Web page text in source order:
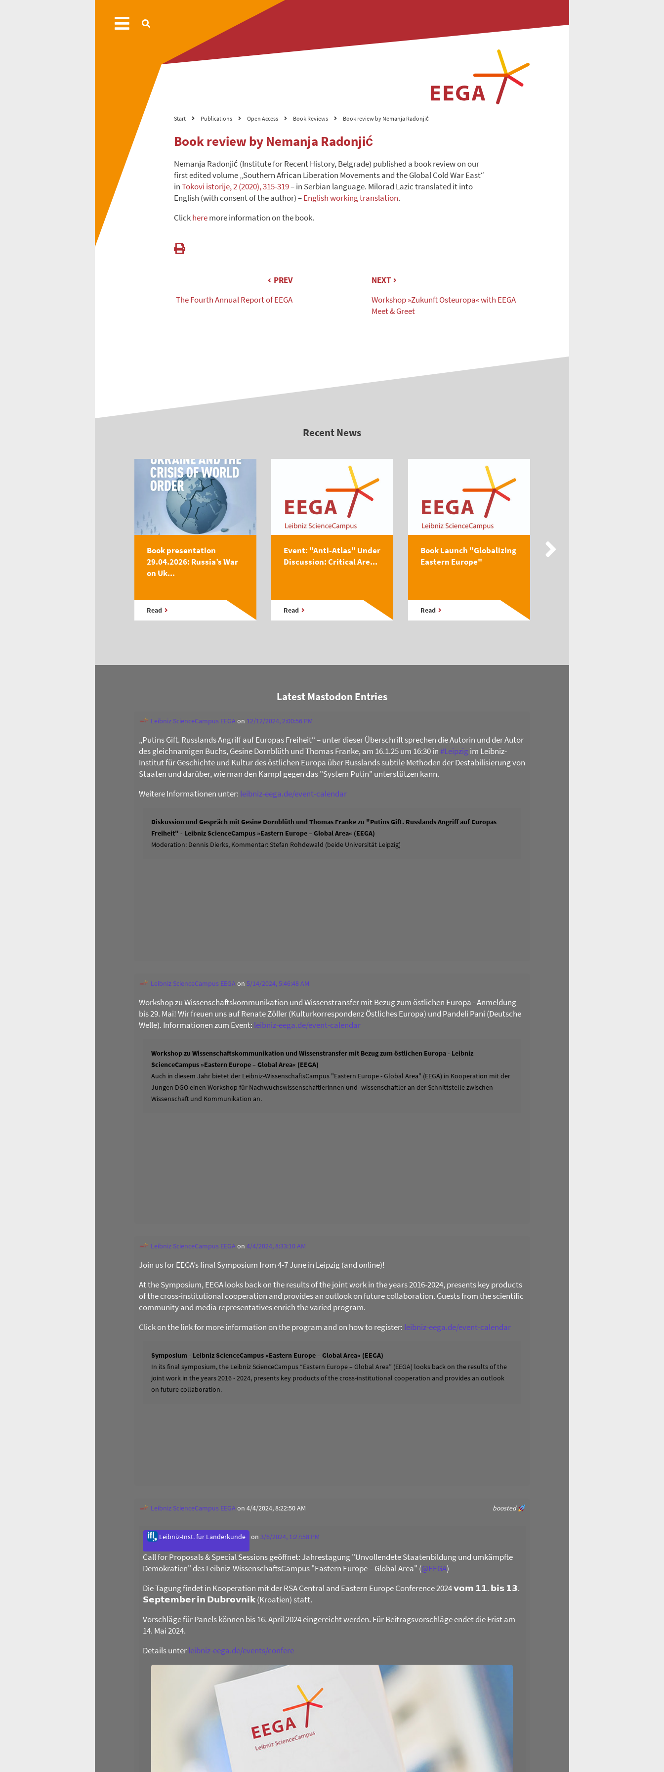
Start Publications Open Access Book Reviews Book review by Nemanja Radonjić
Book review by Nemanja Radonjić
Nemanja Radonjić (Institute for Recent History, Belgrade) published a book review on our
first edited volume „Southern African Liberation Movements and the Global Cold War East“
inTokovi istorije, 2 (2020), 315-319– in Serbian language. Milorad Lazic translated it into
English (with consent of the author) –English working translation.
Clickheremore information on the book.
PREV
The Fourth Annual Report of EEGA
NEXT
Workshop »Zukunft Osteuropa« with EEGA
Meet & Greet
Recent News
Book presentation
29.04.2026: Russia’s War
on Uk...
Read
Event: "Anti-Atlas" Under
Discussion: Critical Are...
Read
Book Launch "Globalizing
Eastern Europe"
Read
Latest Mastodon Entries
Leibniz ScienceCampus EEGAon 12/12/2024, 2:00:56 PM
„Putins Gift. Russlands Angriff auf Europas Freiheit“ – unter dieser Überschrift sprechen die Autorin und der Autor
des gleichnamigen Buchs, Gesine Dornblüth und Thomas Franke, am 16.1.25 um 16:30 in#Leipzig im Leibniz-
Institut für Geschichte und Kultur des östlichen Europa über Russlands subtile Methoden der Destabilisierung von
Staaten und darüber, wie man den Kampf gegen das "System Putin" unterstützen kann.
Weitere Informationen unter: leibniz-eega.de/event-calendar
Diskussion und Gespräch mit Gesine Dornblüth und Thomas Franke zu "Putins Gift. Russlands Angriff auf Europas
Freiheit" - Leibniz ScienceCampus »Eastern Europe – Global Area« (EEGA)
Moderation: Dennis Dierks, Kommentar: Stefan Rohdewald (beide Universität Leipzig)
Leibniz ScienceCampus EEGAon 5/14/2024, 5:46:48 AM
Workshop zu Wissenschaftskommunikation und Wissenstransfer mit Bezug zum östlichen Europa - Anmeldung
bis 29. Mai! Wir freuen uns auf Renate Zöller (Kulturkorrespondenz Östliches Europa) und Pandeli Pani (Deutsche
Welle). Informationen zum Event: leibniz-eega.de/event-calendar
Workshop zu Wissenschaftskommunikation und Wissenstransfer mit Bezug zum östlichen Europa - Leibniz
ScienceCampus »Eastern Europe – Global Area« (EEGA)
Auch in diesem Jahr bietet der Leibniz-WissenschaftsCampus "Eastern Europe - Global Area" (EEGA) in Kooperation mit der
Jungen DGO einen Workshop für Nachwuchswissenschaftlerinnen und -wissenschaftler an der Schnittstelle zwischen
Wissenschaft und Kommunikation an.
Leibniz ScienceCampus EEGAon 4/4/2024, 8:33:10 AM
Join us for EEGA’s final Symposium from 4-7 June in Leipzig (and online)!
At the Symposium, EEGA looks back on the results of the joint work in the years 2016-2024, presents key products
of the cross-institutional cooperation and provides an outlook on future collaboration. Guests from the scientific
community and media representatives enrich the varied program.
Click on the link for more information on the program and on how to register: leibniz-eega.de/event-calendar
Symposium - Leibniz ScienceCampus »Eastern Europe – Global Area« (EEGA)
In its final symposium, the Leibniz ScienceCampus “Eastern Europe – Global Area” (EEGA) looks back on the results of the
joint work in the years 2016 - 2024, presents key products of the cross-institutional cooperation and provides an outlook
on future collaboration.
boosted
Leibniz ScienceCampus EEGAon 4/4/2024, 8:22:50 AM
Leibniz-Inst. für Länderkunde on3/6/2024, 1:27:58 PM
Call for Proposals & Special Sessions geöffnet: Jahrestagung "Unvollendete Staatenbildung und umkämpfte
Demokratien" des Leibniz-WissenschaftsCampus "Eastern Europe – Global Area" (@EEGA)
Die Tagung findet in Kooperation mit der RSA Central and Eastern Europe Conference 2024 𝘃𝗼𝗺 𝟭𝟭. 𝗯𝗶𝘀 𝟭𝟯.
𝗦𝗲𝗽𝘁𝗲𝗺𝗯𝗲𝗿 𝗶𝗻 𝗗𝘂𝗯𝗿𝗼𝘃𝗻𝗶𝗸 (Kroatien) statt.
Vorschläge für Panels können bis 16. April 2024 eingereicht werden. Für Beitragsvorschläge endet die Frist am
14. Mai 2024.
Details unterleibniz-eega.de/events/confere